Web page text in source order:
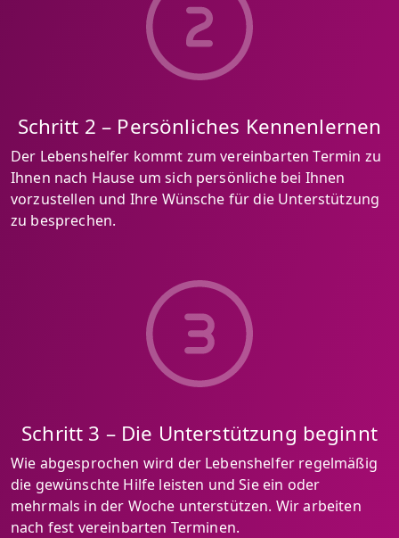
Schritt 2 – Persönliches Kennenlernen
Der Lebenshelfer kommt zum vereinbarten Termin zu
Ihnen nach Hause um sich persönliche bei Ihnen
vorzustellen und Ihre Wünsche für die Unterstützung
zu besprechen.
Schritt 3 – Die Unterstützung beginnt
Wie abgesprochen wird der Lebenshelfer regelmäßig
die gewünschte Hilfe leisten und Sie ein oder
mehrmals in der Woche unterstützen. Wir arbeiten
nach fest vereinbarten Terminen.